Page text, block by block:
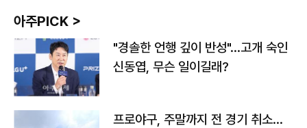
아주PICK >
"경솔한 언행 깊이 반성"…고개 숙인
신동엽, 무슨 일이길래?
프로야구, 주말까지 전 경기 취소…